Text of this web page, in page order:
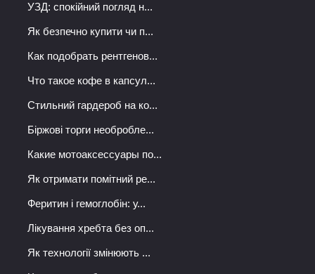
УЗД: спокійний погляд н...
Як безпечно купити чи п...
Как подобрать рентгенов...
Что такое кофе в капсул...
Стильний гардероб на ко...
Біржові торги необробле...
Какие мотоаксессуары по...
Як отримати помітний ре...
Феритин і гемоглобін: у...
Лікування хребта без оп...
Як технології змінюють ...